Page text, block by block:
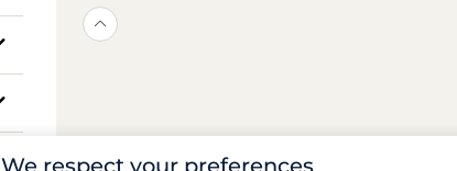
We respect your preferences